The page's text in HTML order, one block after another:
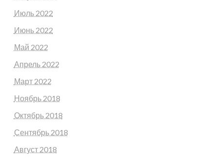
Июль 2022
Июнь 2022
Май 2022
Апрель 2022
Март 2022
Ноябрь 2018
Октябрь 2018
Сентябрь 2018
Август 2018